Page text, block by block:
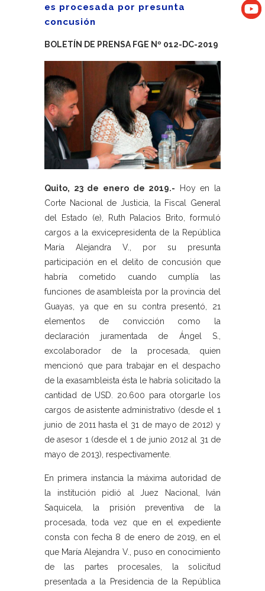
es procesada por presunta
concusión
BOLETÍN DE PRENSA FGE Nº 012-DC-2019
Quito, 23 de enero de 2019.- Hoy en la
Corte Nacional de Justicia, la Fiscal General
del Estado (e), Ruth Palacios Brito, formuló
cargos a la exvicepresidenta de la República
María Alejandra V., por su presunta
participación en el delito de concusión que
habría cometido cuando cumplía las
funciones de asambleísta por la provincia del
Guayas, ya que en su contra presentó, 21
elementos de convicción como la
declaración juramentada de Ángel S.,
excolaborador de la procesada, quien
mencionó que para trabajar en el despacho
de la exasambleista ésta le habría solicitado la
cantidad de USD. 20.600 para otorgarle los
cargos de asistente administrativo (desde el 1
junio de 2011 hasta el 31 de mayo de 2012) y
de asesor 1 (desde el 1 de junio 2012 al 31 de
mayo de 2013), respectivamente.
En primera instancia la máxima autoridad de
la institución pidió al Juez Nacional, Iván
Saquicela, la prisión preventiva de la
procesada, toda vez que en el expediente
consta con fecha 8 de enero de 2019, en el
que María Alejandra V., puso en conocimiento
de las partes procesales, la solicitud
presentada a la Presidencia de la República